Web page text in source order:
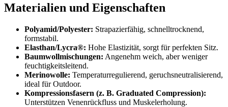
Materialien und Eigenschaften
Polyamid/Polyester: Strapazierfähig, schnelltrocknend,
formstabil.
Elasthan/Lycra®: Hohe Elastizität, sorgt für perfekten Sitz.
Baumwollmischungen: Angenehm weich, aber weniger
feuchtigkeitsleitend.
Merinowolle: Temperaturregulierend, geruchsneutralisierend,
ideal für Outdoor.
Kompressionsfasern (z. B. Graduated Compression):
Unterstützen Venenrückfluss und Muskelerholung.